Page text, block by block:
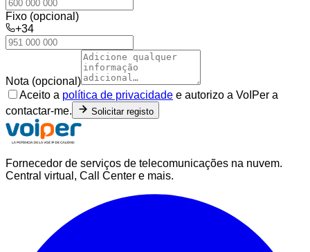
Fixo (opcional)
+34
Nota (opcional)
Aceito a política de privacidade e autorizo a VoIPer a
contactar-me.
Solicitar registo
Fornecedor de serviços de telecomunicações na nuvem.
Central virtual, Call Center e mais.